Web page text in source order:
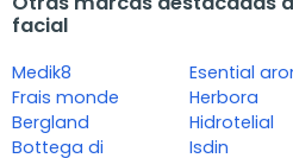
facial
Medik8
Frais monde
Bergland
Bottega di
Esential
Herbora
Hidrotelial
Isdin